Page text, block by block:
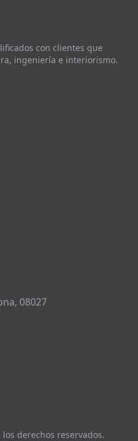
con clientes que
ingeniería e interiorismo.
08027
derechos reservados.